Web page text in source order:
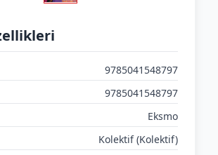
9785041548797
9785041548797
Eksmo
Kolektif (Kolektif)